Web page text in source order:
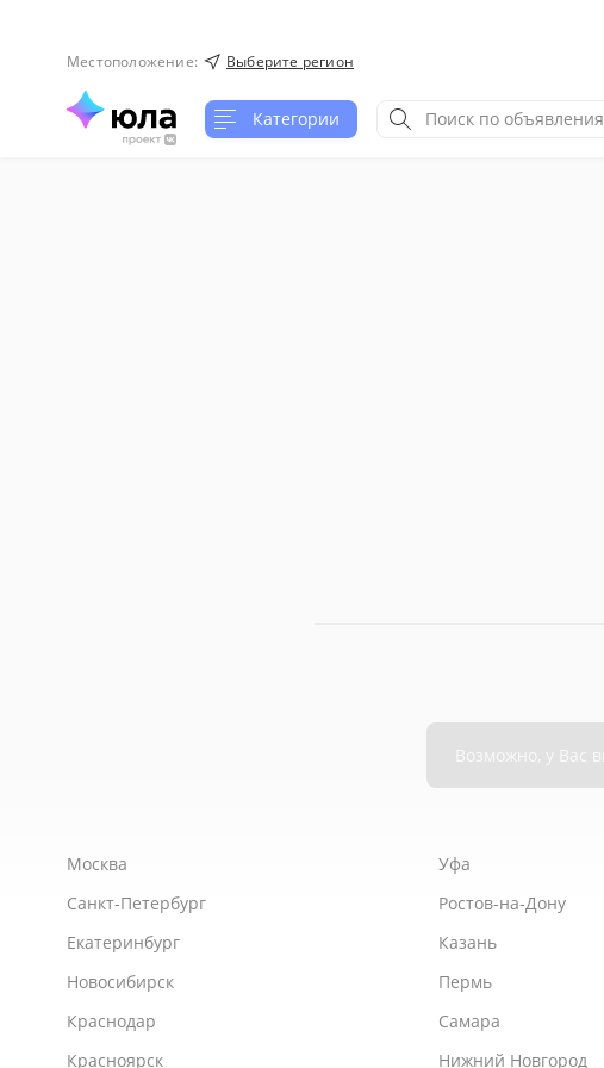
Местоположение: Выберите регион
Категории
Москва
Санкт-Петербург
Екатеринбург
Новосибирск
Краснодар
Красноярск
Уфа
Ростов-на-Дону
Казань
Пермь
Самара
Нижний Новгород